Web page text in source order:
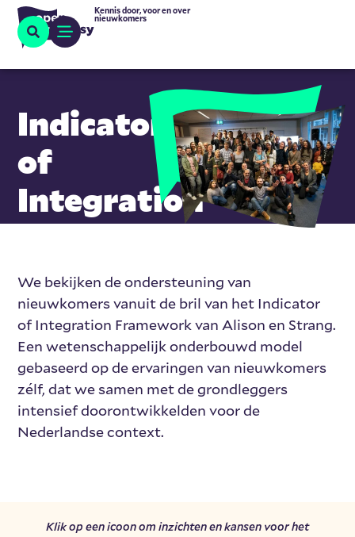
Kennis door, voor en over
nieuwkomers
Indicators
of
Integration
We bekijken de ondersteuning van
nieuwkomers vanuit de bril van het Indicator
of Integration Framework van Alison en Strang.
Een wetenschappelijk onderbouwd model
gebaseerd op de ervaringen van nieuwkomers
zélf, dat we samen met de grondleggers
intensief doorontwikkelden voor de
Nederlandse context.
Klik op een icoon om inzichten en kansen voor het